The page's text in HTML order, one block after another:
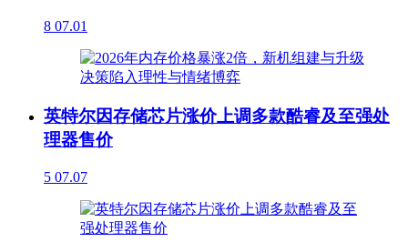
8 07.01
英特尔因存储芯片涨价上调多款酷睿及至强处
理器售价
5 07.07